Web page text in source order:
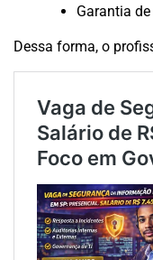
Garantia
Dessa forma, o